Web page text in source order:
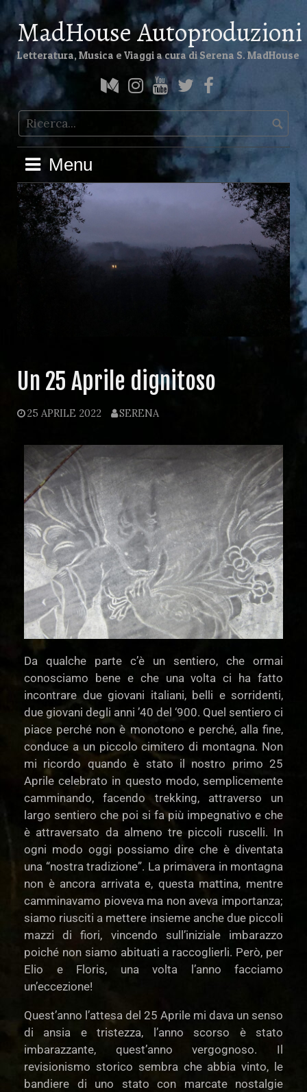
MadHouse Autoproduzioni
Letteratura, Musica e Viaggi a cura di Serena S. MadHouse
Menu
Un 25 Aprile dignitoso
25 APRILE 2022 SERENA
Da qualche parte c’è un sentiero, che ormai
conosciamo bene e che una volta ci ha fatto
incontrare due giovani italiani, belli e sorridenti,
due giovani degli anni ’40 del ‘900. Quel sentiero ci
piace perché non è monotono e perché, alla fine,
conduce a un piccolo cimitero di montagna. Non
mi ricordo quando è stato il nostro primo 25
Aprile celebrato in questo modo, semplicemente
camminando, facendo trekking, attraverso un
largo sentiero che poi si fa più impegnativo e che
è attraversato da almeno tre piccoli ruscelli. In
ogni modo oggi possiamo dire che è diventata
una “nostra tradizione”. La primavera in montagna
non è ancora arrivata e, questa mattina, mentre
camminavamo pioveva ma non aveva importanza;
siamo riusciti a mettere insieme anche due piccoli
mazzi di fiori, vincendo sull’iniziale imbarazzo
poiché non siamo abituati a raccoglierli. Però, per
Elio e Floris, una volta l’anno facciamo
un’eccezione!
Quest’anno l’attesa del 25 Aprile mi dava un senso
di ansia e tristezza, l’anno scorso è stato
imbarazzante, quest’anno vergognoso. Il
revisionismo storico sembra che abbia vinto, le
bandiere di uno stato con marcate nostalgie